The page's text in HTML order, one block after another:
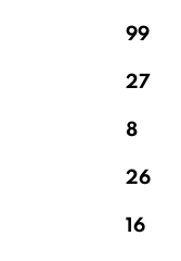
99
27
8
26
16